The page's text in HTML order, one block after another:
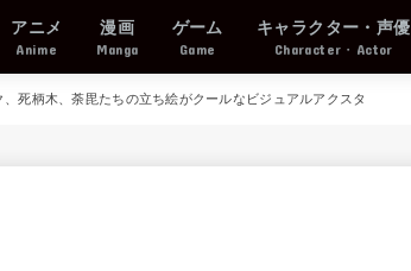
アニメ
Anime
漫画
Manga
ゲーム
Game
キャラクター・声優
Character・Actor
死柄木、荼毘たちの立ち絵がクールなビジュアルアクスタ